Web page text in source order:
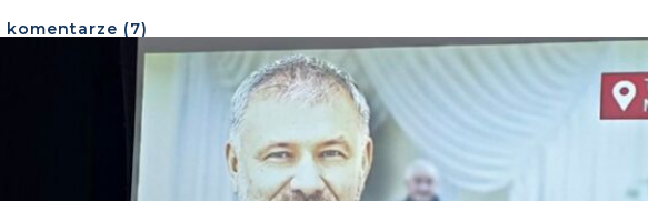
komentarze (7)